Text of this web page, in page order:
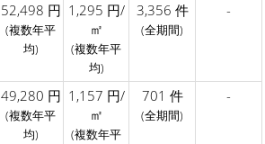
52,498 円
(複数年平
均)
1,295 円/
㎡
(複数年平
均)
3,356 件
(全期間)
-
49,280 円
(複数年平
均)
1,157 円/
㎡
(複数年平
701 件
(全期間)
-